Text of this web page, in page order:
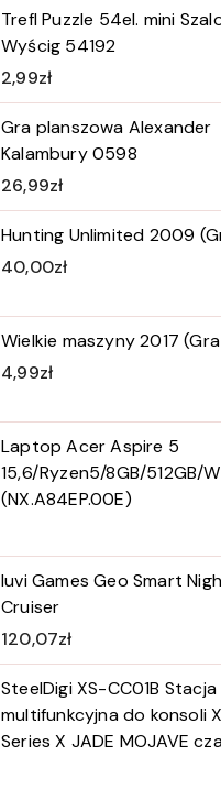
Trefl Puzzle 54el. mini
Wyścig 54192
2,99zł
Gra planszowa Alexander
Kalambury 0598
26,99zł
Hunting Unlimited 2009
40,00zł
Wielkie maszyny 2017
4,99zł
Laptop Acer Aspire 5
15,6/Ryzen5/8GB/512GB/
(NX.A84EP.00E)
Iuvi Games Geo Smart
Cruiser
120,07zł
SteelDigi XS-CC01B Stacja
multifunkcyjna do konsoli
Series X JADE MOJAVE